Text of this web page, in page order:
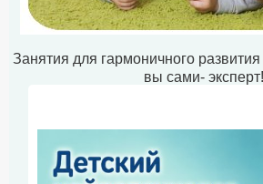
Занятия для гармоничного
вы сами- эксперт!